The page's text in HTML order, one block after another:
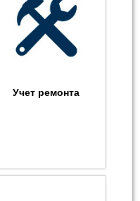
Учет ремонта